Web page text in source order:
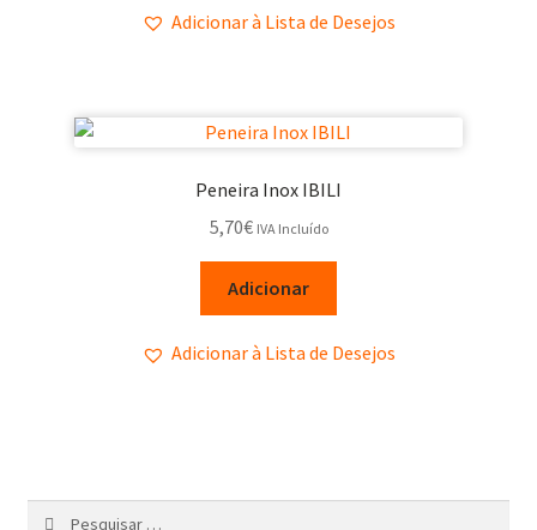
Adicionar à Lista de Desejos
Peneira Inox IBILI
5,70€ IVA Incluído
Adicionar
Adicionar à Lista de Desejos